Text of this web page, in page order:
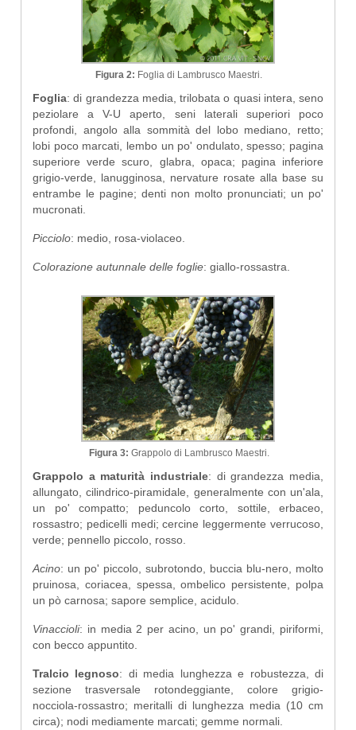
Figura 2: Foglia di Lambrusco Maestri.
Foglia: di grandezza media, trilobata o quasi intera, seno
peziolare a V-U aperto, seni laterali superiori poco
profondi, angolo alla sommità del lobo mediano, retto;
lobi poco marcati, lembo un po' ondulato, spesso; pagina
superiore verde scuro, glabra, opaca; pagina inferiore
grigio-verde, lanugginosa, nervature rosate alla base su
entrambe le pagine; denti non molto pronunciati; un po'
mucronati.
Picciolo: medio, rosa-violaceo.
Colorazione autunnale delle foglie: giallo-rossastra.
Figura 3: Grappolo di Lambrusco Maestri.
Grappolo a maturità industriale: di grandezza media,
allungato, cilindrico-piramidale, generalmente con un'ala,
un po' compatto; peduncolo corto, sottile, erbaceo,
rossastro; pedicelli medi; cercine leggermente verrucoso,
verde; pennello piccolo, rosso.
Acino: un po' piccolo, subrotondo, buccia blu-nero, molto
pruinosa, coriacea, spessa, ombelico persistente, polpa
un pò carnosa; sapore semplice, acidulo.
Vinaccioli: in media 2 per acino, un po' grandi, piriformi,
con becco appuntito.
Tralcio legnoso: di media lunghezza e robustezza, di
sezione trasversale rotondeggiante, colore grigio-
nocciola-rossastro; meritalli di lunghezza media (10 cm
circa); nodi mediamente marcati; gemme normali.